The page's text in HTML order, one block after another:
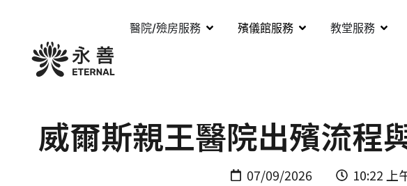
醫院/殮房服務 殯儀館服務 教堂服務
威爾斯親王醫院出殯流程
07/09/2026
10:22 上